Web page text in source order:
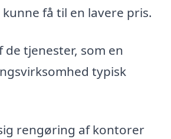
få til en lavere pris.
de tjenester, som en
typisk
rengøring af kontorer